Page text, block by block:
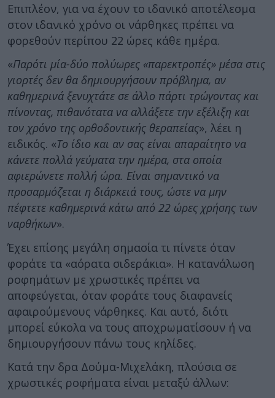
Επιπλέον, για να έχουν το ιδανικό αποτέλεσμα
στον ιδανικό χρόνο οι νάρθηκες πρέπει να
φορεθούν περίπου 22 ώρες κάθε ημέρα.
«Παρότι μία-δύο πολύωρες «παρεκτροπές» μέσα στις
γιορτές δεν θα δημιουργήσουν πρόβλημα, αν
καθημερινά ξενυχτάτε σε άλλο πάρτι τρώγοντας και
πίνοντας, πιθανότατα να αλλάξετε την εξέλιξη και
τον χρόνο της ορθοδοντικής θεραπείας», λέει η
ειδικός. «Το ίδιο και αν σας είναι απαραίτητο να
κάνετε πολλά γεύματα την ημέρα, στα οποία
αφιερώνετε πολλή ώρα. Είναι σημαντικό να
προσαρμόζεται η διάρκειά τους, ώστε να μην
πέφτετε καθημερινά κάτω από 22 ώρες χρήσης των
ναρθήκων».
Έχει επίσης μεγάλη σημασία τι πίνετε όταν
φοράτε τα «αόρατα σιδεράκια». Η κατανάλωση
ροφημάτων με χρωστικές πρέπει να
αποφεύγεται, όταν φοράτε τους διαφανείς
αφαιρούμενους νάρθηκες. Και αυτό, διότι
μπορεί εύκολα να τους αποχρωματίσουν ή να
δημιουργήσουν πάνω τους κηλίδες.
Κατά την δρα Δούμα-Μιχελάκη, πλούσια σε
χρωστικές ροφήματα είναι μεταξύ άλλων: